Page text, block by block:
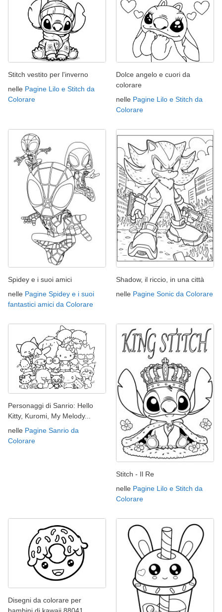
Stitch vestito per l'inverno
nelle Pagine Lilo e Stitch da
Colorare
Dolce angelo e cuori da
colorare
nelle Pagine Lilo e Stitch da
Colorare
Spidey e i suoi amici
nelle Pagine Spidey e i suoi
fantastici amici da Colorare
Shadow, il riccio, in una città
nelle Pagine Sonic da Colorare
Personaggi di Sanrio: Hello
Kitty, Kuromi, My Melody...
nelle Pagine Sanrio da
Colorare
Stitch - Il Re
nelle Pagine Lilo e Stitch da
Colorare
Disegni da colorare per